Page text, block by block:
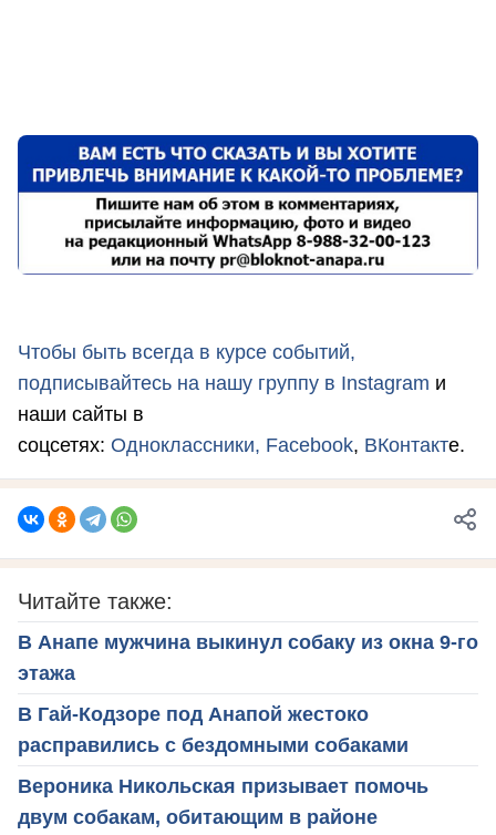
Чтобы быть всегда в курсе событий,
подписывайтесь на нашу группу в Instagram и
наши сайты в
соцсетях: Одноклассники, Facebook, ВКонтакте.
Читайте также:
В Анапе мужчина выкинул собаку из окна 9-го
этажа
В Гай-Кодзоре под Анапой жестоко
расправились с бездомными собаками
Вероника Никольская призывает помочь
двум собакам, обитающим в районе